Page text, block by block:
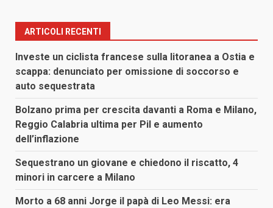
ARTICOLI RECENTI
Investe un ciclista francese sulla litoranea a Ostia e
scappa: denunciato per omissione di soccorso e
auto sequestrata
Bolzano prima per crescita davanti a Roma e Milano,
Reggio Calabria ultima per Pil e aumento
dell’inflazione
Sequestrano un giovane e chiedono il riscatto, 4
minori in carcere a Milano
Morto a 68 anni Jorge il papà di Leo Messi: era